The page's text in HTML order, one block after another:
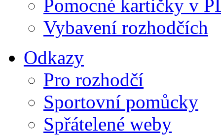
Pomocné kartičky v
Vybavení rozhodčích
Odkazy
Pro rozhodčí
Sportovní pomůcky
Spřátelené weby